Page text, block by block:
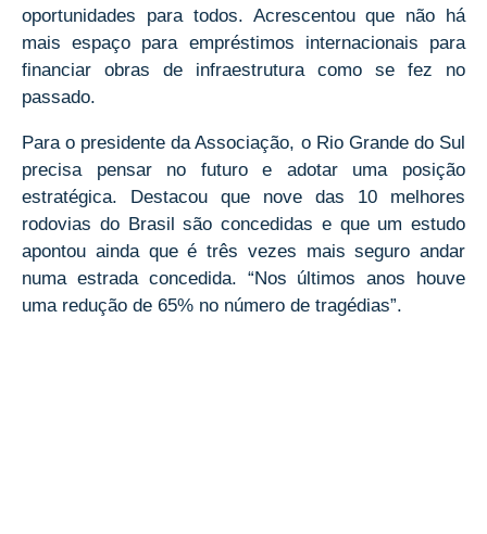
oportunidades para todos. Acrescentou que não há
mais espaço para empréstimos internacionais para
financiar obras de infraestrutura como se fez no
passado.
Para o presidente da Associação, o Rio Grande do Sul
precisa pensar no futuro e adotar uma posição
estratégica. Destacou que nove das 10 melhores
rodovias do Brasil são concedidas e que um estudo
apontou ainda que é três vezes mais seguro andar
numa estrada concedida. “Nos últimos anos houve
uma redução de 65% no número de tragédias”.